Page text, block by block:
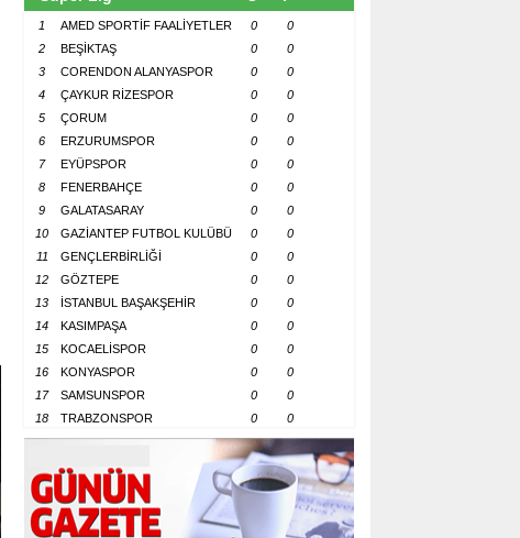
1 AMED SPORTİF FAALİYETLER 0
0
2
BEŞİKTAŞ 0
0
3
CORENDON ALANYASPOR 0
0
4
ÇAYKUR RİZESPOR 0
0
5
ÇORUM 0
0
6
ERZURUMSPOR 0
0
7
EYÜPSPOR 0
0
8
FENERBAHÇE 0
0
9
GALATASARAY 0
0
10
GAZİANTEP FUTBOL KULÜBÜ 0
0
11
GENÇLERBİRLİĞİ 0
0
12
GÖZTEPE 0
0
13
İSTANBUL BAŞAKŞEHİR 0
0
14
KASIMPAŞA 0
0
15
KOCAELİSPOR 0
0
16
KONYASPOR 0
0
17
SAMSUNSPOR 0
0
18
TRABZONSPOR 0 0